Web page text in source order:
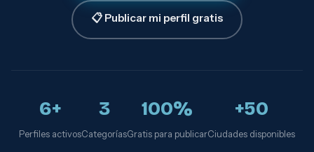
📋 Publicar mi perfil gratis
6+
Perfiles activos
3
Categorías
100%
Gratis para publicar
+50
Ciudades disponibles